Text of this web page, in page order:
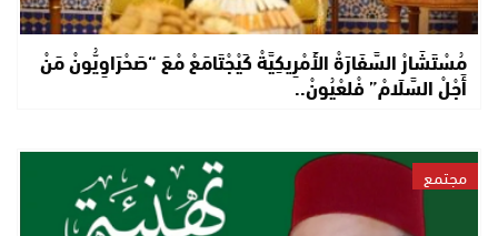
مُسْتَشَارْ السَّفَارَةْ الأَمْرِيكِيَّةْ كَيْجْتَامَعْ مْعَ “صَحْرَاوِيُّونْ مَنْ
أَجْلْ السَّلَامْ” فْلعْيُونْ..
مجتمع